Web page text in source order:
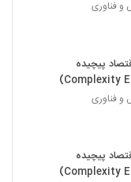
های غیرخطی
های غیرخطی
فناوری
- اقتصاد پیچیده
فناوری
- اقتصاد پیچیده